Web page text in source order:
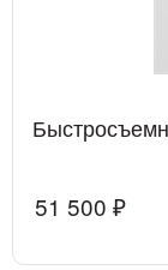
51 500 ₽